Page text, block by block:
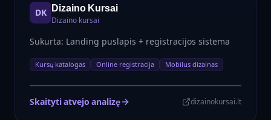
DK Dizaino Kursai
Dizaino kursai
Sukurta: Landing puslapis + registracijos sistema
Kursų katalogas Online registracija Mobilus dizainas
Skaityti atvejo analizę dizainokursai.lt